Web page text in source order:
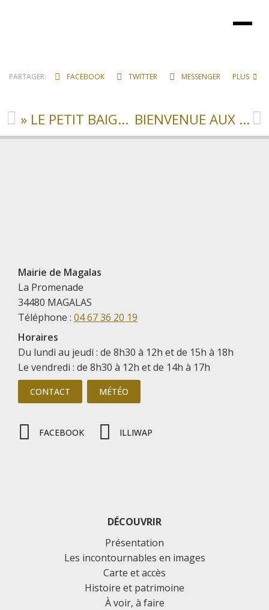
PARTAGER: FACEBOOK TWITTER MESSENGER PLUS
» LE PETIT BAIGNEUR » A EMBARQUÉ LES MAGALASSIENS ! BIENVENUE AUX NOUVEAUX ARRIVANTS 2019-2020-2021-2022
Mairie de Magalas
La Promenade
34480 MAGALAS
Téléphone : 04 67 36 20 19
Horaires
Du lundi au jeudi : de 8h30 à 12h et de 15h à 18h
Le vendredi : de 8h30 à 12h et de 14h à 17h
CONTACT MÉTÉO
FACEBOOK ILLIWAP
DÉCOUVRIR
Présentation
Les incontournables en images
Carte et accès
Histoire et patrimoine
À voir, à faire